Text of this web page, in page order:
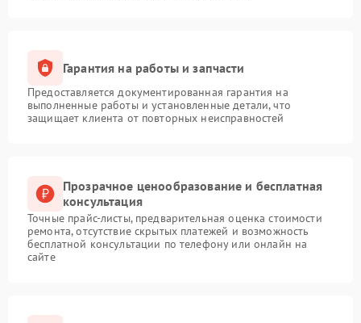
Гарантия на работы и запчасти
Предоставляется документированная гарантия на
выполненные работы и установленные детали, что
защищает клиента от повторных неисправностей
Прозрачное ценообразование и бесплатная
консультация
Точные прайс-листы, предварительная оценка стоимости
ремонта, отсутствие скрытых платежей и возможность
бесплатной консультации по телефону или онлайн на
сайте